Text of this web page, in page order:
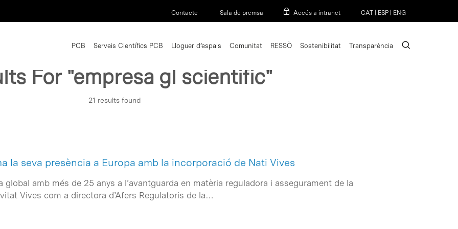
Contacte Sala de premsa Accés a intranet CAT ESP ENG
PCB Serveis Científics PCB Lloguer d’espais Comunitat RESSÒ Sostenibilitat Transparència search
For "empresa gl scientific"
21 results found
la seva presència a Europa amb la incorporació de Nati Vives
global amb més de 25 anys a l’avantguarda en matèria reguladora i assegurament de la
Vives com a directora d’Afers Regulatoris de la…